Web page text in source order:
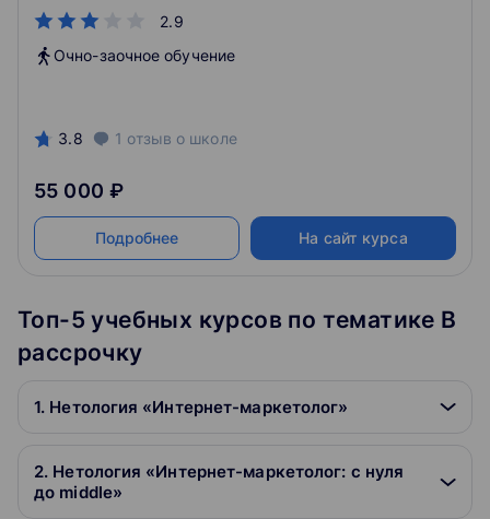
2.9
операционные задачи отделов маркетинга
промышленный предприятий и предприятий,
действующих на рынках В2В.
Очно-заочное обучение
3.8 1 отзыв о школе
55 000 ₽
Подробнее На сайт курса
Топ-5 учебных курсов по тематике В
рассрочку
1. Нетология «Интернет-маркетолог»
2. Нетология «Интернет-маркетолог: с нуля
до middle»